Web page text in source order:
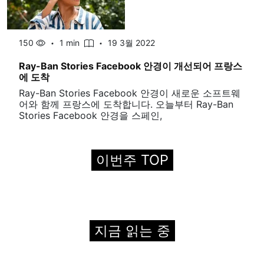
150 1 min 19 3월 2022
Ray-Ban Stories Facebook 안경이 개선되어 프랑스
에 도착
Ray-Ban Stories Facebook 안경이 새로운 소프트웨
어와 함께 프랑스에 도착합니다. 오늘부터 Ray-Ban
Stories Facebook 안경을 스페인,
이번주 TOP
지금 읽는 중